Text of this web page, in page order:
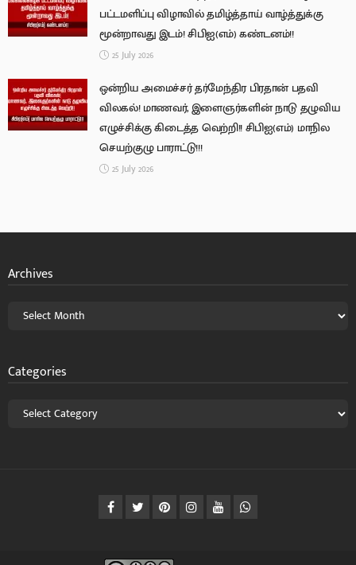
பட்டமளிப்பு விழாவில் தமிழ்த்தாய் வாழ்த்துக்கு
மூன்றாவது இடம்! சிபிஐ(எம்) கண்டனம்!!
25 July 2026
ஒன்றிய அமைச்சர் தர்மேந்திர பிரதான் பதவி
விலகல்! மாணவர், இளைஞர்களின் நாடு தழுவிய
எழுச்சிக்கு கிடைத்த வெற்றி!! சிபிஐ(எம்) மாநில
செயற்குழு பாராட்டு!!!
25 July 2026
Archives
Categories